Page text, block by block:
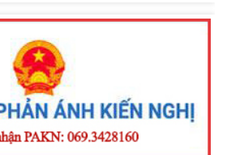
tra, nâng cao ý thức chấp hành pháp
luật, phòng ngừa vi phạm về độ, chế
phương tiện